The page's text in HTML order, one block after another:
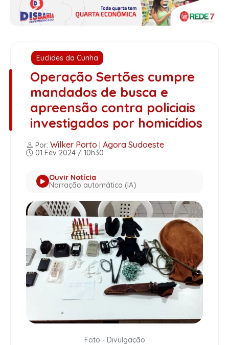
Euclides da Cunha
Operação Sertões cumpre
mandados de busca e
apreensão contra policiais
investigados por homicídios
Por: Wilker Porto Agora Sudoeste
01 Fev 2024 / 10h30
Ouvir Notícia
Narração automática (IA)
Foto - Divulgação